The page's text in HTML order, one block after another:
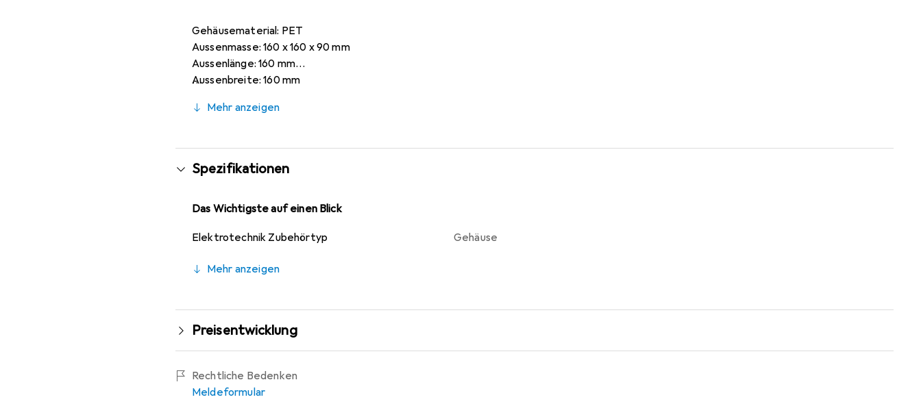
Gehäusematerial: PET
Aussenmasse: 160 x 160 x 90 mm
Aussenlänge: 160 mm
Aussenbreite: 160 mm
IP-Schutzklasse: IP66
Deckelfarbe: Schwarz
Mit Flansch: Nein
Abgeschirmt: Nein
Mehr anzeigen
Spezifikationen
Das Wichtigste auf einen Blick
Elektrotechnik Zubehörtyp Gehäuse
Mehr anzeigen
Preisentwicklung
Rechtliche Bedenken
Meldeformular